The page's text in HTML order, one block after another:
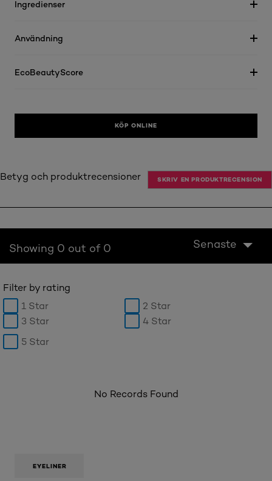
Ingredienser
Användning
EcoBeautyScore
KÖP ONLINE
Betyg och produktrecensioner SKRIV EN PRODUKTRECENSION
Showing 0 out of 0 Senaste
Filter by rating
1 Star
2 Star
3 Star
4 Star
5 Star
No Records Found
EYELINER